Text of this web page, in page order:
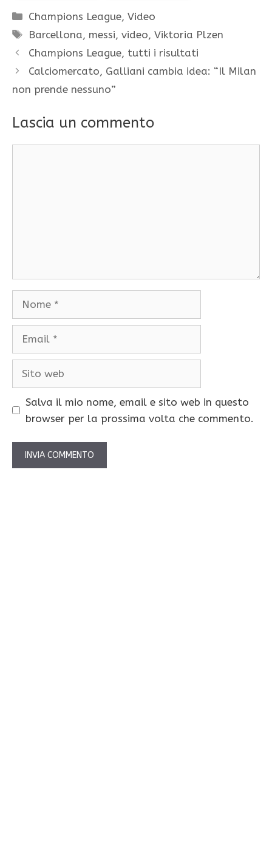
Categorie
Champions League,Video
Tag
Barcellona, messi,video,Viktoria Plzen
Champions League, tutti i risultati
Calciomercato, Galliani cambia idea: “Il Milan
non prende nessuno”
Lascia un commento
Salva il mio nome, email e sito web in questo
browser per la prossima volta che commento.